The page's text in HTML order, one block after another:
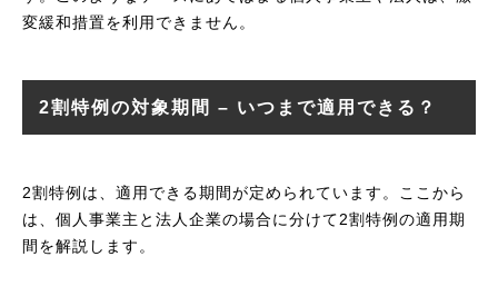
変緩和措置を利用できません。
2割特例の対象期間 – いつまで適用できる？
2割特例は、適用できる期間が定められています。ここから
は、個人事業主と法人企業の場合に分けて2割特例の適用期
間を解説します。